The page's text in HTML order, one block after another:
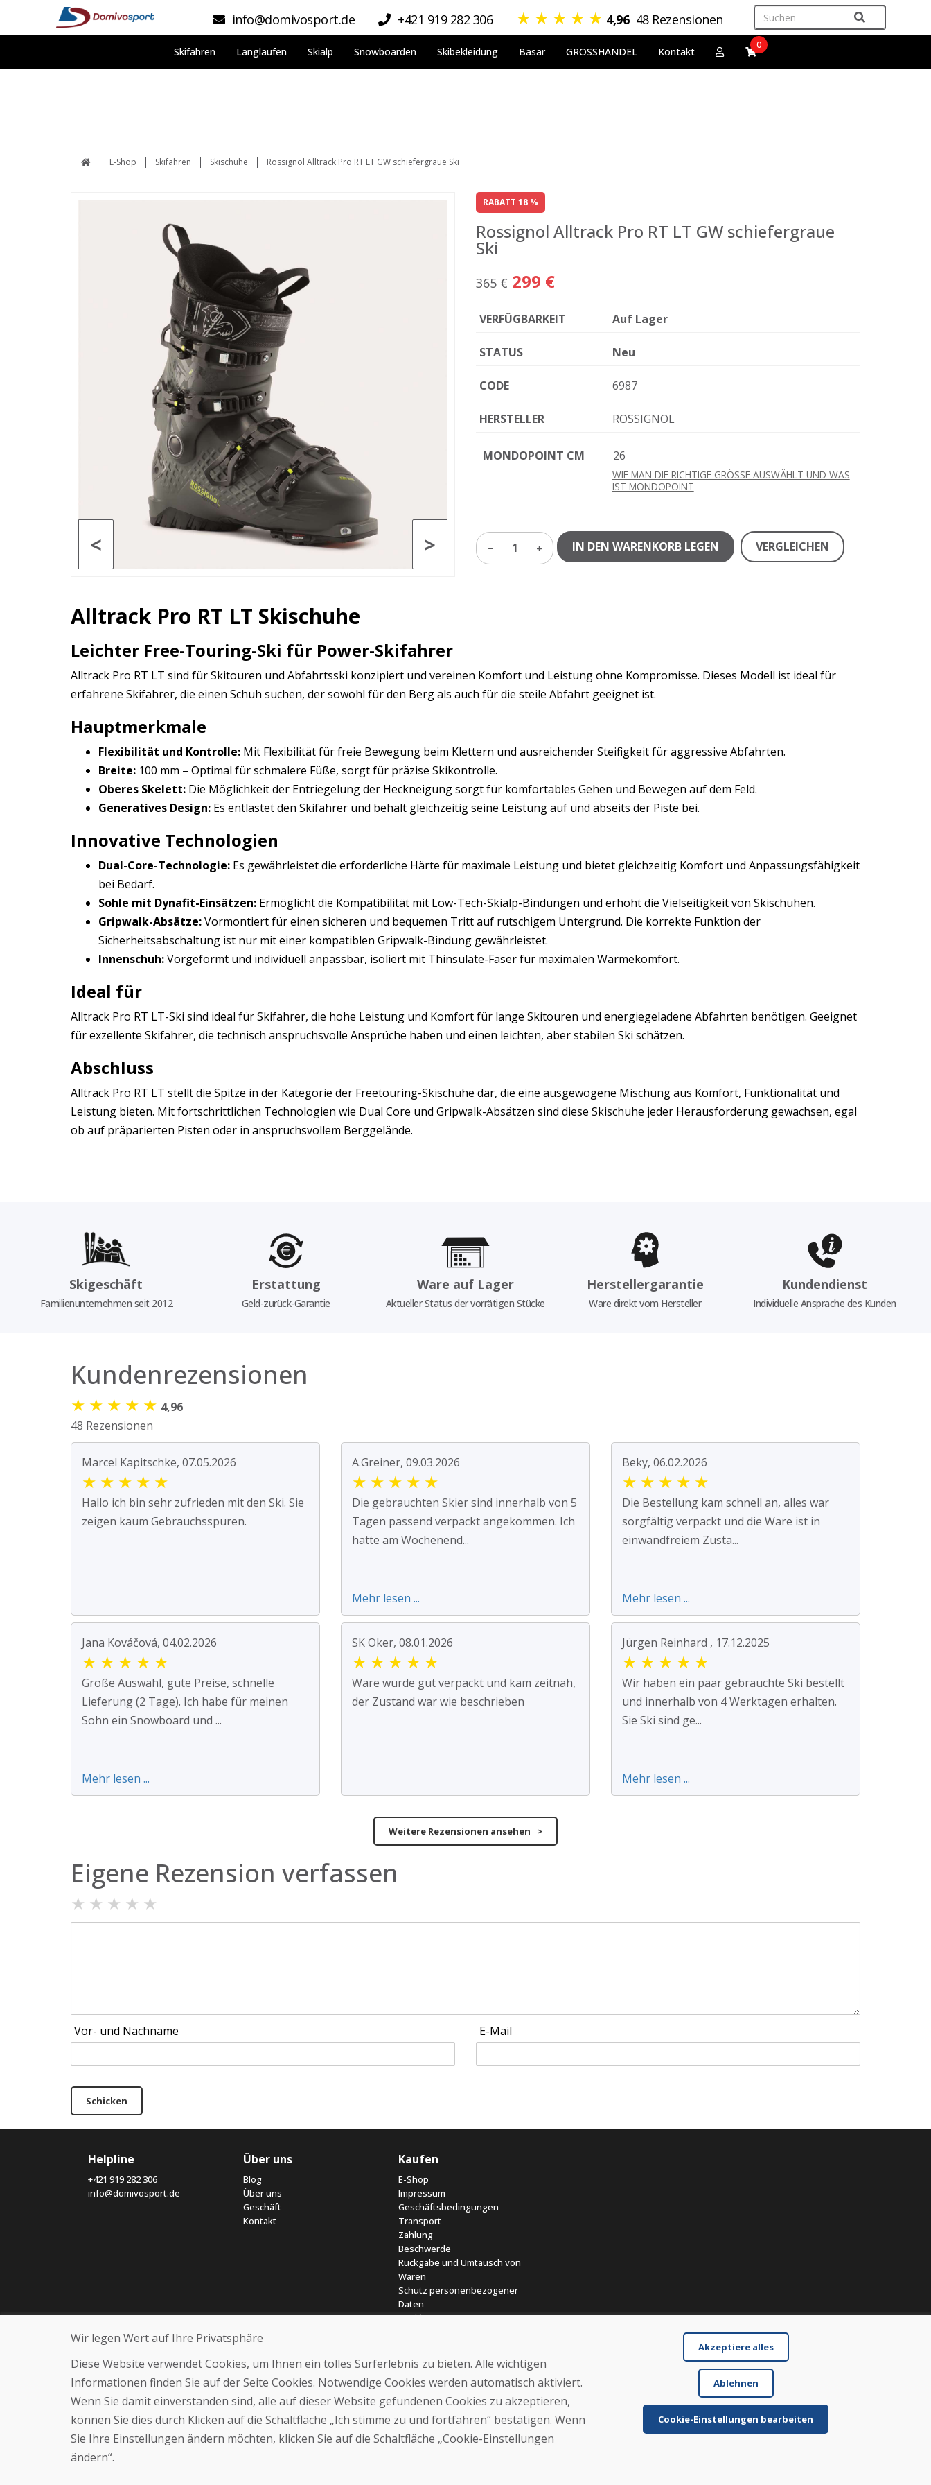
info@domivosport.de +421 919 282 306 ★ ★ ★ ★ ★ 4,96 48 Rezensionen
Skifahren Langlaufen Skialp Snowboarden Skibekleidung Basar GROSSHANDEL Kontakt
0
E-Shop Skifahren Skischuhe Rossignol Alltrack Pro RT LT GW schiefergraue Ski
>
<
RABATT 18 %
Rossignol Alltrack Pro RT LT GW schiefergraue
Ski
365 € 299 €
VERFÜGBARKEIT Auf Lager
STATUS Neu
CODE 6987
HERSTELLER ROSSIGNOL
MONDOPOINT CM 26
WIE MAN DIE RICHTIGE GRÖSSE AUSWÄHLT UND WAS
IST MONDOPOINT
1 IN DEN WARENKORB LEGEN VERGLEICHEN
Alltrack Pro RT LT Skischuhe
Leichter Free-Touring-Ski für Power-Skifahrer
Alltrack Pro RT LT sind für Skitouren und Abfahrtsski konzipiert und vereinen Komfort und Leistung ohne Kompromisse. Dieses Modell ist ideal für
erfahrene Skifahrer, die einen Schuh suchen, der sowohl für den Berg als auch für die steile Abfahrt geeignet ist.
Hauptmerkmale
Flexibilität und Kontrolle: Mit Flexibilität für freie Bewegung beim Klettern und ausreichender Steifigkeit für aggressive Abfahrten.
Breite: 100 mm – Optimal für schmalere Füße, sorgt für präzise Skikontrolle.
Oberes Skelett: Die Möglichkeit der Entriegelung der Heckneigung sorgt für komfortables Gehen und Bewegen auf dem Feld.
Generatives Design: Es entlastet den Skifahrer und behält gleichzeitig seine Leistung auf und abseits der Piste bei.
Innovative Technologien
Dual-Core-Technologie: Es gewährleistet die erforderliche Härte für maximale Leistung und bietet gleichzeitig Komfort und Anpassungsfähigkeit
bei Bedarf.
Sohle mit Dynafit-Einsätzen: Ermöglicht die Kompatibilität mit Low-Tech-Skialp-Bindungen und erhöht die Vielseitigkeit von Skischuhen.
Gripwalk-Absätze:Vormontiert für einen sicheren und bequemen Tritt auf rutschigem Untergrund. Die korrekte Funktion der
Sicherheitsabschaltung ist nur mit einer kompatiblen Gripwalk-Bindung gewährleistet.
Innenschuh:Vorgeformt und individuell anpassbar, isoliert mit Thinsulate-Faser für maximalen Wärmekomfort.
Ideal für
Alltrack Pro RT LT-Ski sind ideal für Skifahrer, die hohe Leistung und Komfort für lange Skitouren und energiegeladene Abfahrten benötigen. Geeignet
für exzellente Skifahrer, die technisch anspruchsvolle Ansprüche haben und einen leichten, aber stabilen Ski schätzen.
Abschluss
Alltrack Pro RT LT stellt die Spitze in der Kategorie der Freetouring-Skischuhe dar, die eine ausgewogene Mischung aus Komfort, Funktionalität und
Leistung bieten. Mit fortschrittlichen Technologien wie Dual Core und Gripwalk-Absätzen sind diese Skischuhe jeder Herausforderung gewachsen, egal
ob auf präparierten Pisten oder in anspruchsvollem Berggelände.
Skigeschäft
Familienunternehmen seit 2012
Erstattung
Geld-zurück-Garantie
Ware auf Lager
Aktueller Status der vorrätigen Stücke
Herstellergarantie
Ware direkt vom Hersteller
Kundendienst
Individuelle Ansprache des Kunden
Kundenrezensionen
★ ★ ★ ★ ★ 4,96
48 Rezensionen
Marcel Kapitschke, 07.05.2026
★ ★ ★ ★ ★
Hallo ich bin sehr zufrieden mit den Ski. Sie
zeigen kaum Gebrauchsspuren.
A.Greiner, 09.03.2026
★ ★ ★ ★ ★
Die gebrauchten Skier sind innerhalb von 5
Tagen passend verpackt angekommen. Ich
hatte am Wochenend...
Mehr lesen ...
Beky, 06.02.2026
★ ★ ★ ★ ★
Die Bestellung kam schnell an, alles war
sorgfältig verpackt und die Ware ist in
einwandfreiem Zusta...
Mehr lesen ...
Jana Kováčová, 04.02.2026
★ ★ ★ ★ ★
Große Auswahl, gute Preise, schnelle
Lieferung (2 Tage). Ich habe für meinen
Sohn ein Snowboard und ...
Mehr lesen ...
SK Oker, 08.01.2026
★ ★ ★ ★ ★
Ware wurde gut verpackt und kam zeitnah,
der Zustand war wie beschrieben
Jürgen Reinhard , 17.12.2025
★ ★ ★ ★ ★
Wir haben ein paar gebrauchte Ski bestellt
und innerhalb von 4 Werktagen erhalten.
Sie Ski sind ge...
Mehr lesen ...
Weitere Rezensionen ansehen >
Eigene Rezension verfassen
★ ★ ★ ★ ★
Vor- und Nachname E-Mail
Schicken
Helpline
+421 919 282 306
info@domivosport.de
Über uns
Blog
Über uns
Geschäft
Kontakt
Kaufen
E-Shop
Impressum
Geschäftsbedingungen
Transport
Zahlung
Beschwerde
Rückgabe und Umtausch von
Waren
Schutz personenbezogener
Daten
Cookies
© DOMIVOSPORT 2026, Alle Rechte vorbehalten
Website-Erstellung Erstellung von E-Shops
Wir legen Wert auf Ihre Privatsphäre
Diese Website verwendet Cookies, um Ihnen ein tolles Surferlebnis zu bieten. Alle wichtigen
Informationen finden Sie auf der Seite Cookies. Notwendige Cookies werden automatisch aktiviert.
Wenn Sie damit einverstanden sind, alle auf dieser Website gefundenen Cookies zu akzeptieren,
können Sie dies durch Klicken auf die Schaltfläche „Ich stimme zu und fortfahren“ bestätigen. Wenn
Sie Ihre Einstellungen ändern möchten, klicken Sie auf die Schaltfläche „Cookie-Einstellungen
ändern“.
Akzeptiere alles
Ablehnen
Cookie-Einstellungen bearbeiten